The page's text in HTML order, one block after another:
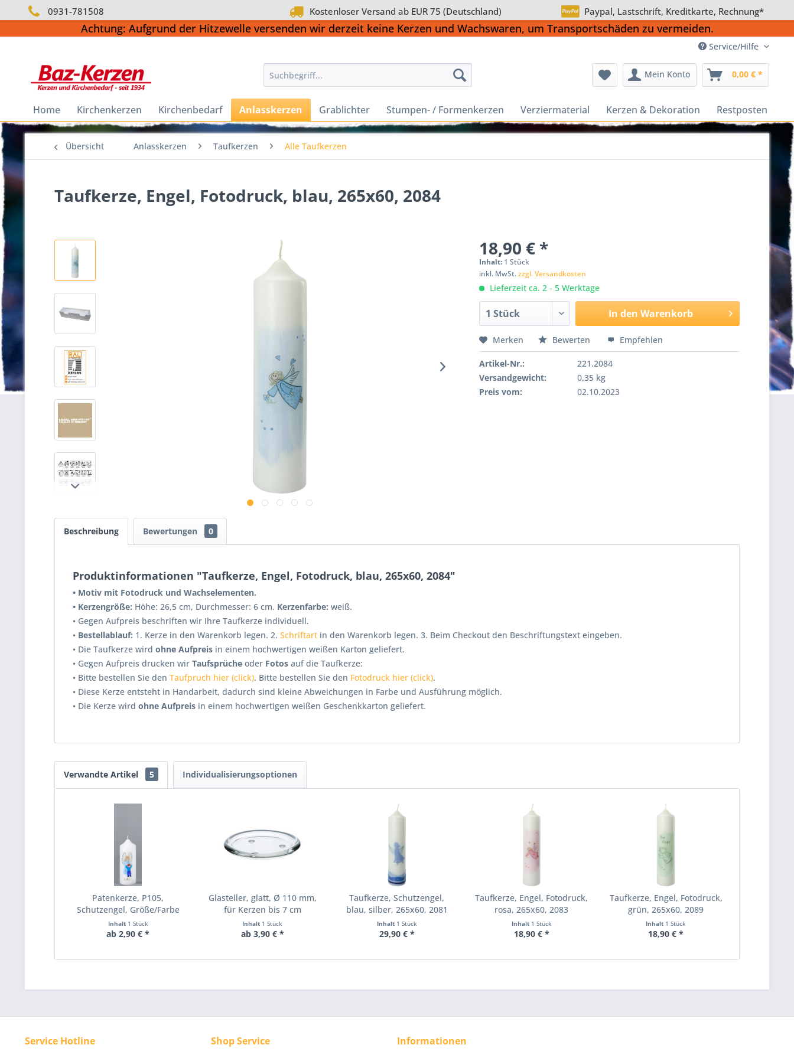
0931-781508 Kostenloser Versand ab EUR 75 (Deutschland) Paypal, Lastschrift, Kreditkarte, Rechnung*
Achtung: Aufgrund der Hitzewelle versenden wir derzeit keine Kerzen und Wachswaren, um Transportschäden zu vermeiden.
Service/Hilfe
Mein Konto 0,00 € *
Home Kirchenkerzen Kirchenbedarf Anlasskerzen Grablichter Stumpen- / Formenkerzen Verziermaterial Kerzen & Dekoration Restposten
Übersicht Anlasskerzen Taufkerzen Alle Taufkerzen
Taufkerze, Engel, Fotodruck, blau, 265x60, 2084
18,90 € *
Inhalt: 1 Stück
inkl. MwSt.zzgl. Versandkosten
Lieferzeit ca. 2 - 5 Werktage
In den Warenkorb
Merken Bewerten Empfehlen
Artikel-Nr.:
221.2084
Versandgewicht:
0,35 kg
Preis vom:
02.10.2023
Beschreibung Bewertungen 0
Produktinformationen "Taufkerze, Engel, Fotodruck, blau, 265x60, 2084"
• Motiv mit Fotodruck und Wachselementen.
• Kerzengröße: Höhe: 26,5 cm, Durchmesser: 6 cm. Kerzenfarbe: weiß.
• Gegen Aufpreis beschriften wir Ihre Taufkerze individuell.
• Bestellablauf: 1. Kerze in den Warenkorb legen. 2. Schriftart in den Warenkorb legen. 3. Beim Checkout den Beschriftungstext eingeben.
• Die Taufkerze wird ohne Aufpreis in einem hochwertigen weißen Karton geliefert.
• Gegen Aufpreis drucken wir Taufsprüche oder Fotos auf die Taufkerze:
• Bitte bestellen Sie den Taufpruch hier (click). Bitte bestellen Sie den Fotodruck hier (click).
• Diese Kerze entsteht in Handarbeit, dadurch sind kleine Abweichungen in Farbe und Ausführung möglich.
• Die Kerze wird ohne Aufpreis in einem hochwertigen weißen Geschenkkarton geliefert.
Verwandte Artikel 5 Individualisierungsoptionen
Patenkerze, P105,
Schutzengel, Größe/Farbe
wählbar
Inhalt 1 Stück
ab 2,90 € *
Glasteller, glatt, Ø 110 mm,
für Kerzen bis 7 cm
Durchmesser
Inhalt 1 Stück
ab 3,90 € *
Taufkerze, Schutzengel,
blau, silber, 265x60, 2081
Inhalt 1 Stück
29,90 € *
Taufkerze, Engel, Fotodruck,
rosa, 265x60, 2083
Inhalt 1 Stück
18,90 € *
Taufkerze, Engel, Fotodruck,
grün, 265x60, 2089
Inhalt 1 Stück
18,90 € *
Service Hotline Shop Service Informationen